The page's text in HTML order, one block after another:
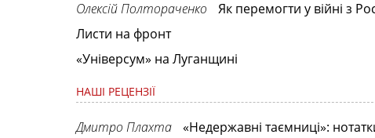
Олексій Полтораченко
Як перемогти у війні з
Листи на фронт
«Універсум» на Луганщині
НАШІ РЕЦЕНЗІЇ
Дмитро Плахта «Недержавні таємниці»: